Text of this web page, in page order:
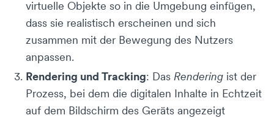
virtuelle Objekte so in die Umgebung einfügen,
dass sie realistisch erscheinen und sich
zusammen mit der Bewegung des Nutzers
anpassen.
Rendering und Tracking: Das Rendering ist der
Prozess, bei dem die digitalen Inhalte in Echtzeit
auf dem Bildschirm des Geräts angezeigt